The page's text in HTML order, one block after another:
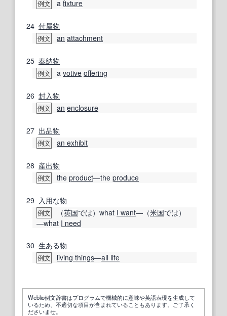
例文 a fixture
24 付属物
例文 an attachment
25 奉納物
例文 a votive offering
26 封入物
例文 an enclosure
27 出品物
例文 an exhibit
28 産出物
例文 the product―the produce
29 入用な物
例文 （英国では）what I want―（米国では）
―what I need
30 生ある物
例文 living things―all life
Weblio例文辞書はプログラムで機械的に意味や英語表現を生成して
いるため、不適切な項目が含まれていることもあります。ご了承く
ださいませ。